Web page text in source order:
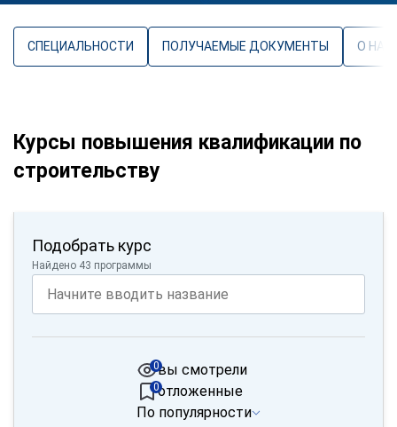
СПЕЦИАЛЬНОСТИ ПОЛУЧАЕМЫЕ ДОКУМЕНТЫ О
Курсы повышения квалификации по
строительству
Подобрать курс
Найдено 43 программы
вы смотрели
0
отложенные
0
По популярности